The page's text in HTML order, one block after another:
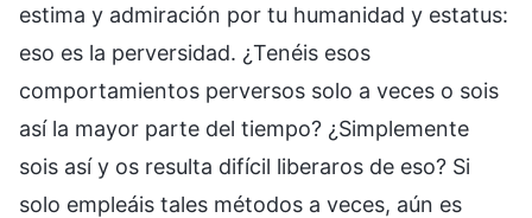
estima y admiración por tu humanidad y estatus:
eso es la perversidad. ¿Tenéis esos
comportamientos perversos solo a veces o sois
así la mayor parte del tiempo? ¿Simplemente
sois así y os resulta difícil liberaros de eso? Si
solo empleáis tales métodos a veces, aún es